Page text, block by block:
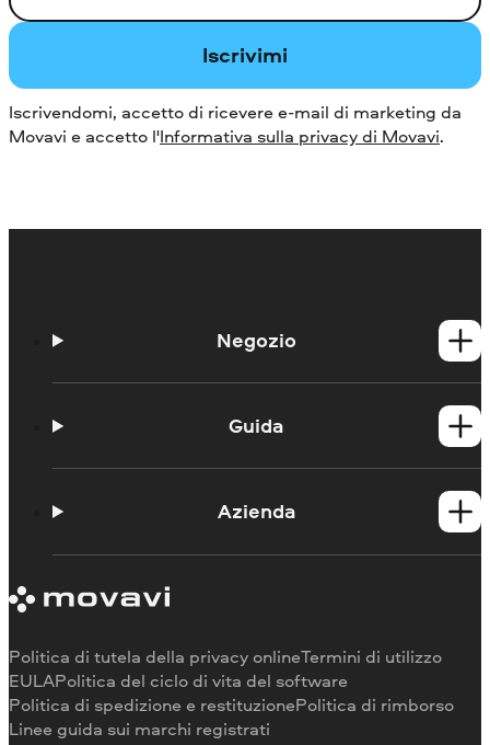
Iscrivimi
Iscrivendomi, accetto di ricevere e-mail di marketing da
Movavi e accetto l'Informativa sulla privacy di Movavi.
Negozio
Prodotti per Mac
Guida
Portale didattico
Limitazioni della versione di prova
Rimborso
Azienda
Testimonianze
Perché scegliere noi
Per il lavoro
Politica di tutela della privacy onlineTermini di utilizzo
EULAPolitica del ciclo di vita del software
Politica di spedizione e restituzionePolitica di rimborso
Linee guida sui marchi registrati